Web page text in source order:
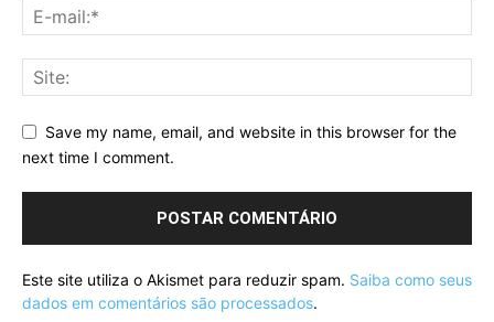
Save my name, email, and website in this browser for the
next time I comment.
Este site utiliza o Akismet para reduzir spam. Saiba como seus
dados em comentários são processados.